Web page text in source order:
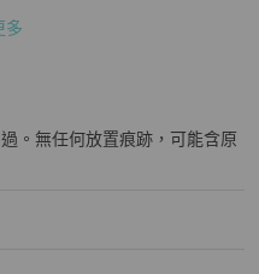
洽詢！
退換貨，敬請理解。
多
。無任何放置痕跡，可能含原